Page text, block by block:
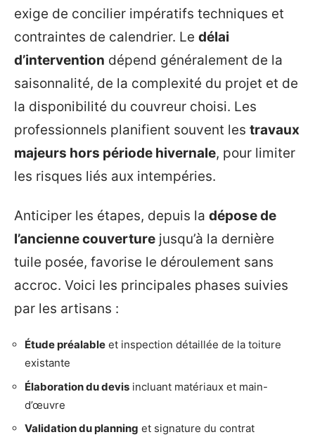
exige de concilier impératifs techniques et
contraintes de calendrier. Le délai
d’intervention dépend généralement de la
saisonnalité, de la complexité du projet et de
la disponibilité du couvreur choisi. Les
professionnels planifient souvent les travaux
majeurs hors période hivernale, pour limiter
les risques liés aux intempéries.
Anticiper les étapes, depuis la dépose de
l’ancienne couverture jusqu’à la dernière
tuile posée, favorise le déroulement sans
accroc. Voici les principales phases suivies
par les artisans :
Étude préalable et inspection détaillée de la toiture
existante
Élaboration du devis incluant matériaux et main-
d’œuvre
Validation du planning et signature du contrat